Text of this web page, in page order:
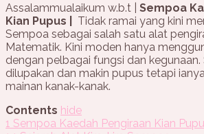
Assalammualaikum w.b.t | Sempoa
Kian Pupus |
Tidak ramai yang kini
Sempoa sebagai salah satu alat
Matematik. Kini moden hanya
dengan pelbagai fungsi dan
dilupakan dan makin pupus tetapi
mainan kanak-kanak.
Contents hide
1 Sempoa Kaedah Pengiraan Kian